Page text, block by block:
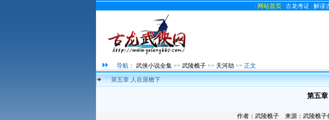
网站首页 古龙考证 解读
导航： 武侠小说全集 >> 武陵樵子 >> 天河劫 >> 正文
第五章 人在屋檐下
第五
作者： 武陵樵子 来源： 武陵樵子